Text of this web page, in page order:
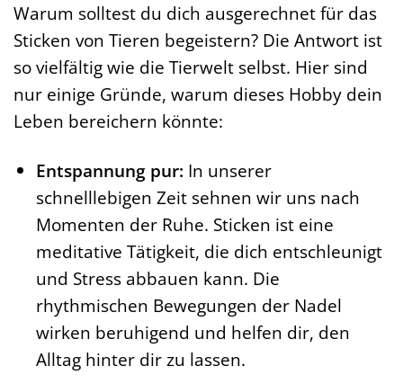
Warum solltest du dich ausgerechnet für das
Sticken von Tieren begeistern? Die Antwort ist
so vielfältig wie die Tierwelt selbst. Hier sind
nur einige Gründe, warum dieses Hobby dein
Leben bereichern könnte:
Entspannung pur: In unserer
schnelllebigen Zeit sehnen wir uns nach
Momenten der Ruhe. Sticken ist eine
meditative Tätigkeit, die dich entschleunigt
und Stress abbauen kann. Die
rhythmischen Bewegungen der Nadel
wirken beruhigend und helfen dir, den
Alltag hinter dir zu lassen.